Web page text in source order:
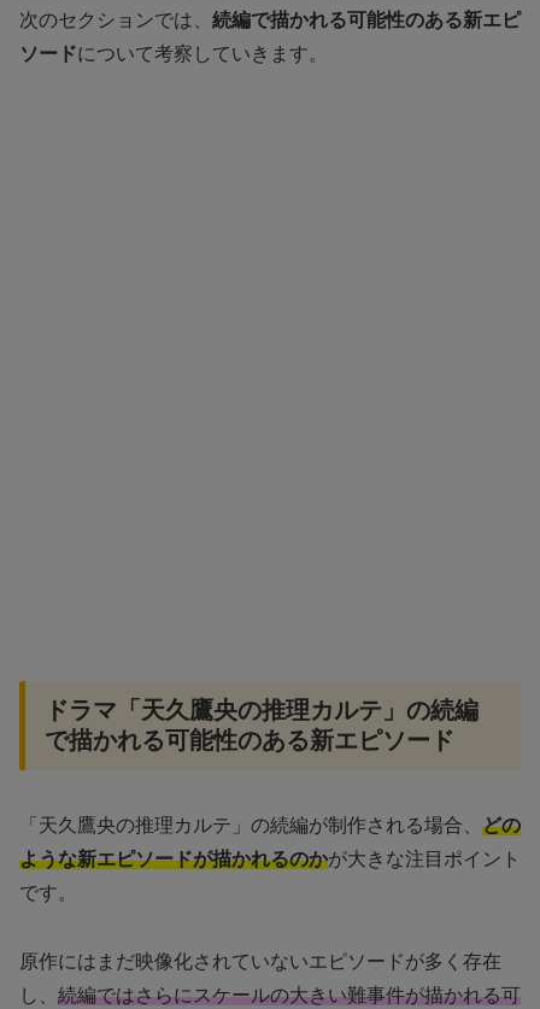
次のセクションでは、 続編で描かれる可能性のある新エピ
ソードについて考察していきます。
ドラマ「天久鷹央の推理カルテ」の続編
で描かれる可能性のある新エピソード
「天久鷹央の推理カルテ」の続編が制作される場合、 どの
ような新エピソードが描かれるのかが大きな注目ポイント
です。
原作にはまだ映像化されていないエピソードが多く存在
し、 続編ではさらにスケールの大きい難事件が描かれる可